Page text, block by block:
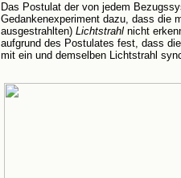
Das Postulat der von jedem
Gedankenexperiment dazu, dass die
ausgestrahlten) Lichtstrahlnicht
aufgrund des Postulates fest, dass
mit ein und demselben Lichtstrahl